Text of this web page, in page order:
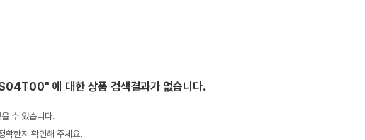
에 대한 상품 검색결과가 없습니다.
수 있습니다.
확한지 확인해 주세요.